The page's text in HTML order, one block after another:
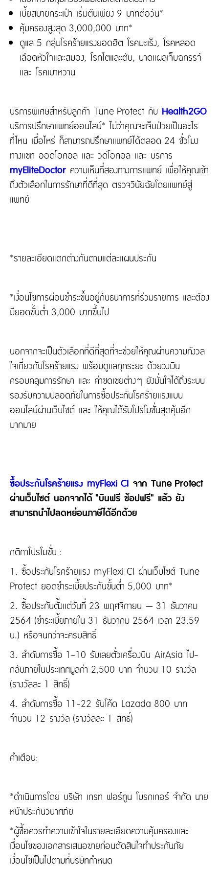
เบี้ยสบายกระเป๋า เริ่มต้นเพียง 9 บาทต่อวัน*
คุ้มครองสูงสุด 3,000,000 บาท*
ดูแล 5 กลุ่มโรคร้ายแรงยอดฮิต โรคมะเร็ง, โรคหลอด
เลือดหัวใจและสมอง, โรคไตและตับ, บาดแผลเจ็บฉกรรจ์
และ โรคเบาหวาน
บริการพิเศษสำหรับลูกค้า Tune Protect กับ Health2GO
บริการปรึกษาแพทย์ออนไลน์* ไม่ว่าคุณจะเจ็บป่วยเป็นอะไร
ที่ไหน เมื่อไหร่ ก็สามารถปรึกษาแพทย์ได้ตลอด 24 ชั่วโมง
ทางแชท ออดิโอคอล และ วิดีโอคอล และ บริการ
myEliteDoctor ความเห็นที่สองทางการแพทย์ เพื่อให้คุณเข้า
ถึงตัวเลือกในการรักษาที่ดีที่สุด ตรวจวินัยฉัยโดยแพทย์สู่
แพทย์
*รายละเอียดแตกต่างกันตามแต่ละแผนประกัน
*เงื่อนไขการผ่อนชำระขึ้นอยู่กับธนาคารที่ร่วมรายการ และต้อง
มียอดขั้นต่ำ 3,000 บาทขึ้นไป
นอกจากจะเป็นตัวเลือกที่ดีที่สุดที่จะช่วยให้คุณผ่านความกังวล
ใจเกี่ยวกับโรคร้ายแรง พร้อมดูแลทุกระยะ ด้วยวงเงิน
ครอบคลุมการรักษา และ ค่าชดเชยต่างๆ ยังมั่นใจได้ถึงระบบ
รองรับความปลอดภัยในการซื้อประกันโรคร้ายแรงแบบ
ออนไลน์ผ่านเว็บไซต์ และ ให้คุณได้รับโปรโมชั่นสุดคุ้มอีก
มากมาย
ซื้อประกันโรคร้ายแรง myFlexi CI จาก Tune Protect
ผ่านเว็บไซต์ นอกจากได้ "บินฟรี ช้อปฟรี" แล้ว ยัง
สามารถนำไปลดหย่อนภาษีได้อีกด้วย
กติกาโปรโมชั่น :
1. ซื้อประกันโรคร้ายแรง myFlexi CI ผ่านเว็บไซต์ Tune
Protect ยอดชำระเบี้ยประกันขั้นต่ำ 5,000 บาท*
2. ซื้อประกันตั้งแต่วันที่ 23 พฤศจิกายน – 31 ธันวาคม
2564 (ชำระเบี้ยภายใน 31 ธันวาคม 2564 เวลา 23.59
น.) หรือจนกว่าจะครบสิทธิ์
3. ลำดับการซื้อ 1-10 รับเลยตั๋วเครื่องบิน AirAsia ไป-
กลับภายในประเทศมูลค่า 2,500 บาท จำนวน 10 รางวัล
(รางวัลละ 1 สิทธิ์)
4. ลำดับการซื้อ 11-22 รับโค้ด Lazada 800 บาท
จำนวน 12 รางวัล (รางวัลละ 1 สิทธิ์)
คำเตือน:
*ดำเนินการโดย บริษัท เกรท ฟอร์ทูน โบรกเกอร์ จำกัด นาย
หน้าประกันวินาศภัย
*ผู้ซื้อควรทำความเข้าใจในรายละเอียดความคุ้มครองและ
เงื่อนไขของเอกสารเสนอขายก่อนตัดสินใจทำประกันภัย
เงื่อนไขเป็นไปตามที่บริษัทกำหนด